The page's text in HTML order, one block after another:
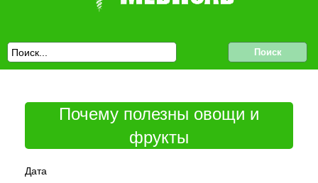
Почему полезны овощи и
фрукты
Дата